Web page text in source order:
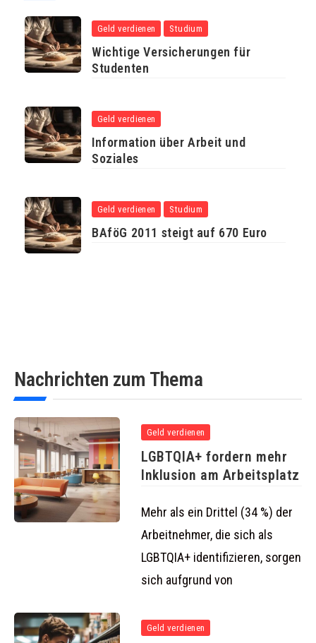
Geld verdienen Studium
Wichtige Versicherungen für
Studenten
Geld verdienen
Information über Arbeit und
Soziales
Geld verdienen Studium
BAföG 2011 steigt auf 670 Euro
Nachrichten zum Thema
Geld verdienen
LGBTQIA+ fordern mehr
Inklusion am Arbeitsplatz
Mehr als ein Drittel (34 %) der
Arbeitnehmer, die sich als
LGBTQIA+ identifizieren, sorgen
sich aufgrund von
Geld verdienen